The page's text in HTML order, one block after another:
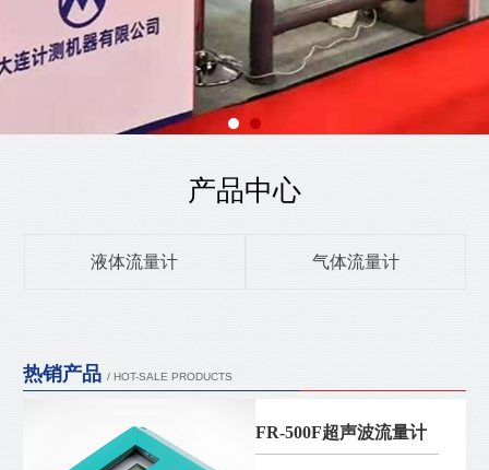
产品中心
液体流量计 气体流量计
热销产品 / HOT-SALE PRODUCTS
FR-500F超声波流量计